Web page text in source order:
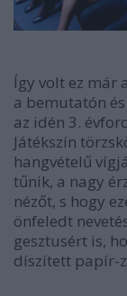
Így volt ez már
a bemutatón
az idén 3.
Játékszín
hangvételű
tűnik, a nagy
nézőt, s hogy
önfeledt
gesztusért is,
díszített papír-